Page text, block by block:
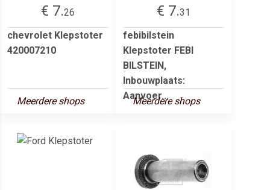
€ 7.26
chevrolet Klepstoter
420007210
Meerdere shops
€ 7.31
febibilstein
Klepstoter FEBI
BILSTEIN,
Inbouwplaats:
Aanvoer...
Meerdere shops